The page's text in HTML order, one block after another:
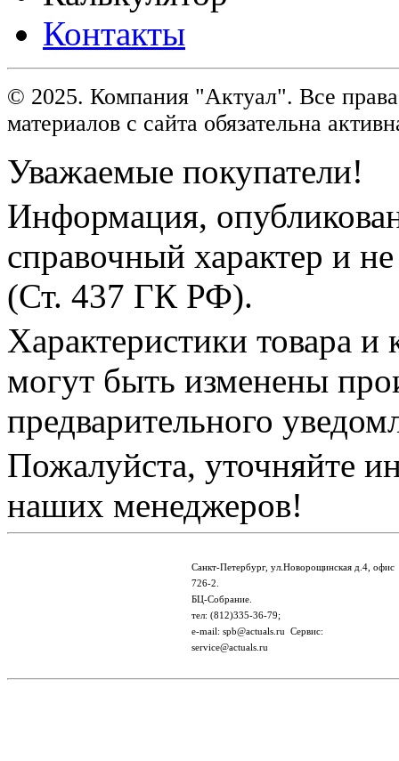
Контакты
© 2025. Компания "Актуал". Все
материалов с сайта обязательна
Уважаемые покупатели!
Информация,
справочный характер и
(Ст. 437 ГК РФ).
Характеристики товара и
могут быть изменены
предварительного
Пожалуйста, уточняйте
наших менеджеров!
Санкт-Петербург, ул.Новорощинская д.4, офис
726-2.
БЦ-Собрание.
тел: (812)335-36-79;
e-mail: spb@actuals.ru Сервис:
service@actuals.ru